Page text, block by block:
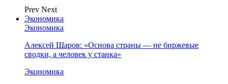
Prev Next
Экономика
Экономика
Алексей Шаров: «Основа страны — не биржевые
сводки, а человек у станка»
Экономика